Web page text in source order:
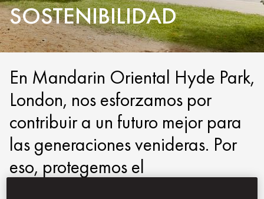
SOSTENIBILIDAD
En Mandarin Oriental Hyde Park,
London, nos esforzamos por
contribuir a un futuro mejor para
las generaciones venideras. Por
eso, protegemos el